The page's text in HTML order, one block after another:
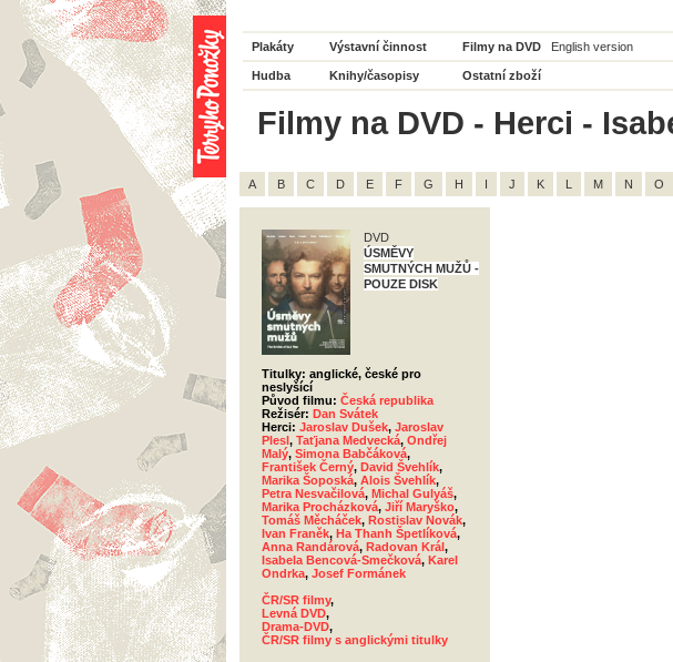
Plakáty Výstavní činnost Filmy na DVD English version
Hudba Knihy/časopisy Ostatní zboží
Filmy na DVD - Herci -
A B C D E F G H I J K L M N O
DVD
ÚSMĚVY
SMUTNÝCH MUŽŮ -
POUZE DISK
Titulky: anglické, české pro
neslyšící
Původ filmu: Česká republika
Režisér: Dan Svátek
Herci: Jaroslav Dušek, Jaroslav
Plesl, Taťjana Medvecká, Ondřej
Malý, Simona Babčáková,
František Černý, David Švehlík,
Marika Šoposká, Alois Švehlík,
Petra Nesvačilová, Michal Gulyáš,
Marika Procházková, Jiří Maryško,
Tomáš Měcháček, Rostislav Novák,
Ivan Franěk, Ha Thanh Špetlíková,
Anna Randárová, Radovan Král,
Isabela Bencová-Smečková, Karel
Ondrka, Josef Formánek
ČR/SR filmy,
Levná DVD,
Drama-DVD,
ČR/SR filmy s anglickými titulky